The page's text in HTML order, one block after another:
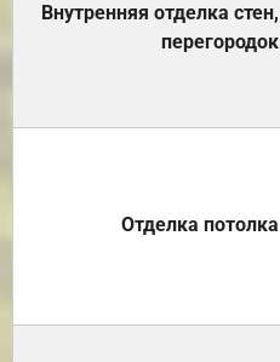
Внутренняя отделка стен,
перегородок
Отделка потолка